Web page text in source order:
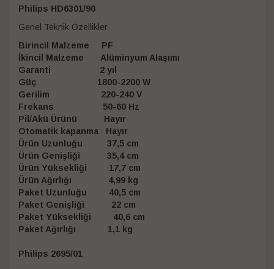
Philips HD6301/90
Genel Teknik Özellikler
Birincil Malzeme PF
İkincil Malzeme Alüminyum Alaşımı
Garanti 2 yıl
Güç 1800-2200 W
Gerilim 220-240 V
Frekans 50-60 Hz
Pil/Akü Ürünü Hayır
Otomatik kapanma Hayır
Ürün Uzunluğu 37,5 cm
Ürün Genişliği 35,4 cm
Ürün Yüksekliği 17,7 cm
Ürün Ağırlığı 4,99 kg
Paket Uzunluğu 40,5 cm
Paket Genişliği 22 cm
Paket Yüksekliği 40,6 cm
Paket Ağırlığı 1,1 kg
Philips 2695/01